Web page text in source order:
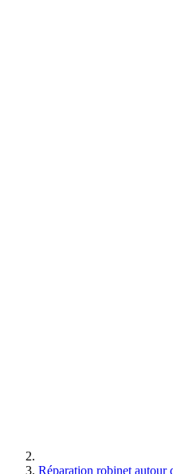
Réparation robinet autour